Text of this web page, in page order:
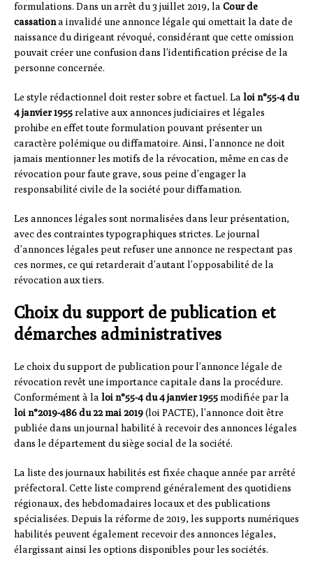
formulations. Dans un arrêt du 3 juillet 2019, la Cour de
cassationa invalidé une annonce légale qui omettait la date de
naissance du dirigeant révoqué, considérant que cette omission
pouvait créer une confusion dans l’identification précise de la
personne concernée.
Le style rédactionnel doit rester sobre et factuel. La loi n°55-4 du
4 janvier 1955relative aux annonces judiciaires et légales
prohibe en effet toute formulation pouvant présenter un
caractère polémique ou diffamatoire. Ainsi, l’annonce ne doit
jamais mentionner les motifs de la révocation, même en cas de
révocation pour faute grave, sous peine d’engager la
responsabilité civile de la société pour diffamation.
Les annonces légales sont normalisées dans leur présentation,
avec des contraintes typographiques strictes. Le journal
d’annonces légales peut refuser une annonce ne respectant pas
ces normes, ce qui retarderait d’autant l’opposabilité de la
révocation aux tiers.
Choix du support de publication et
démarches administratives
Le choix du support de publication pour l’annonce légale de
révocation revêt une importance capitale dans la procédure.
Conformément à la loi n°55-4 du 4 janvier 1955modifiée par la
loi n°2019-486 du 22 mai 2019(loi PACTE), l’annonce doit être
publiée dans un journal habilité à recevoir des annonces légales
dans le département du siège social de la société.
La liste des journaux habilités est fixée chaque année par arrêté
préfectoral. Cette liste comprend généralement des quotidiens
régionaux, des hebdomadaires locaux et des publications
spécialisées. Depuis la réforme de 2019, les supports numériques
habilités peuvent également recevoir des annonces légales,
élargissant ainsi les options disponibles pour les sociétés.